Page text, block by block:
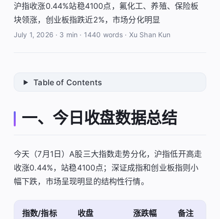
沪指收涨0.44%站稳4100点，氟化工、养殖、保险板
块领涨，创业板指跌近2%，市场分化明显
July 1, 2026 · 3 min · 1440 words · Xu Shan Kun
Table of Contents
一、今日收盘数据总结
今天（7月1日）A股三大指数走势分化，沪指低开高走
收涨0.44%，站稳4100点；深证成指和创业板指则小
幅下跌，市场呈现明显的结构性行情。
指数/指标 收盘 涨跌幅 备注